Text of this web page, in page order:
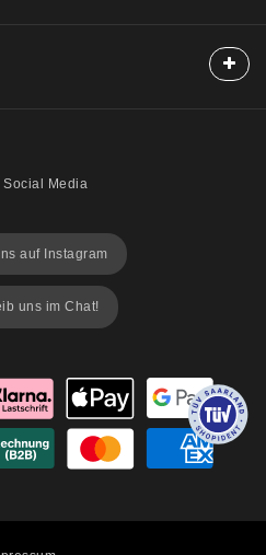
Social Media
auf Instagram
uns im Chat!